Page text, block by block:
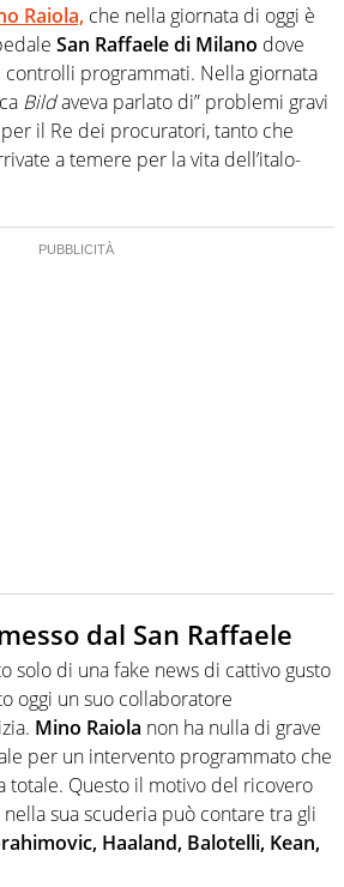
Raiola, che nella giornata di oggi è
San Raffaele di Milano dove
programmati. Nella giornata
Bildaveva parlato di” problemi gravi
il Re dei procuratori, tanto che
a temere per la vita dell’italo-
dal San Raffaele
solo di una fake news di cattivo gusto
oggi un suo collaboratore
Mino Raiola non ha nulla di grave
per un intervento programmato che
totale. Questo il motivo del ricovero
sua scuderia può contare tra gli
Haaland, Balotelli, Kean,